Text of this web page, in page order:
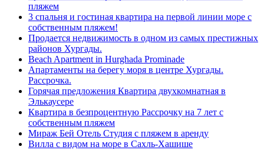
пляжем
3 спальня и гостиная квартира на первой линии море с
собственным пляжем!
Продается недвижимость в одном из самых престижных
районов Хургады.
Beach Apartment in Hurghada Prominade
Апартаменты на берегу моря в центре Хургады.
Рассрочка.
Горячая предложения Квартира двухкомнатная в
Элькаусере
Квартира в безпроцентную Рассрочку на 7 лет с
собственным пляжем
Мираж Бей Отель Студия с пляжем в аренду
Вилла с видом на море в Сахль-Хашише